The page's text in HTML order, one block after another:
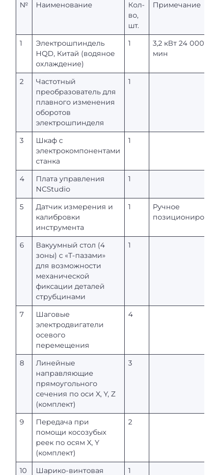
№ Наименование
Кол-
во,
шт.
Примечание
1
Электрошпиндель
HQD, Китай (водяное
охлаждение)
1
3,2 кВт 24 000 об/
мин
2
Частотный
преобразователь для
плавного изменения
оборотов
электрошпинделя
1
3
Шкаф с
электрокомпонентами
станка
1
4
Плата управления
NCStudio
1
5
Датчик измерения и
калибровки
инструмента
1
Ручное
6
Вакуумный стол (4
зоны) с «T-пазами»
для возможности
механической
фиксации деталей
струбцинами
1
7
Шаговые
электродвигатели
осевого
перемещения
4
8
Линейные
направляющие
прямоугольного
сечения по оси X, Y, Z
(комплект)
3
9
Передача при
помощи косозубых
реек по осям X, Y
(комплект)
2
10 Шарико-винтовая 1